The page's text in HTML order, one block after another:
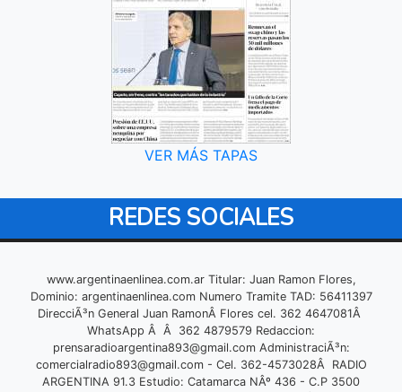
VER MÁS TAPAS
REDES SOCIALES
www.argentinaenlinea.com.ar Titular: Juan Ramon Flores,
Dominio: argentinaenlinea.com Numero Tramite TAD: 56411397
DirecciÃ³n General Juan RamonÂ Flores cel. 362 4647081Â
WhatsApp Â Â 362 4879579 Redaccion:
prensaradioargentina893@gmail.comAdministraciÃ³n:
comercialradio893@gmail.com- Cel. 362-4573028Â RADIO
ARGENTINA 91.3 Estudio: Catamarca NÂº 436 - C.P 3500